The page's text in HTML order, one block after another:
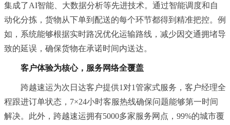
集成了AI智能、大数据分析等先进技术。通过智能调度和自
动化分拣，货物从下单到配送的每个环节都得到精准把控。例
如，系统能够根据实时路况优化运输路线，减少因交通拥堵导
致的延误，确保货物在承诺时间内送达。
客户体验为核心，服务网络全覆盖
跨越速运为次日达客户提供1对1管家式服务，客户经理全
程跟进订单状态，7×24小时客服热线确保问题能够第一时间
解决。此外，跨越速运拥有5000多家服务网点，99%的城市覆